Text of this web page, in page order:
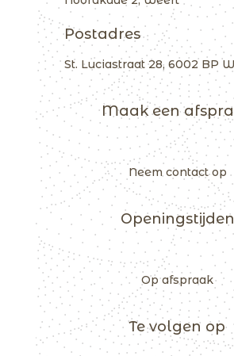
Postadres
St. Luciastraat 28, 6002 BP
Maak een
Neem contact op
Openingstijden
Op afspraak
Te volgen op